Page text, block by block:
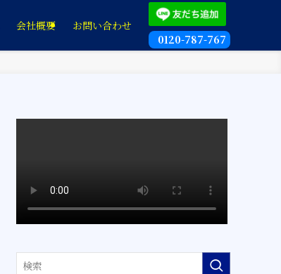
会社概要
お問い合わせ
0120-787-767